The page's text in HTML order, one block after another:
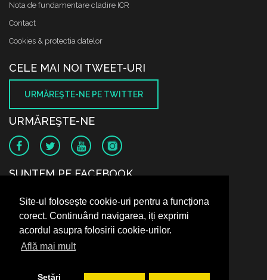
Site-ul folosește cookie-uri pentru a funcționa
corect. Continuând navigarea, iți exprimi
acordul asupra folosirii cookie-urilor.
Află mai mult
Setări
Nota de fundamentare cladire ICR
Contact
Cookies & protectia datelor
CELE MAI NOI TWEET-URI
URMĂREŞTE-NE PE TWITTER
URMĂREŞTE-NE
SUNTEM PE FACEBOOK